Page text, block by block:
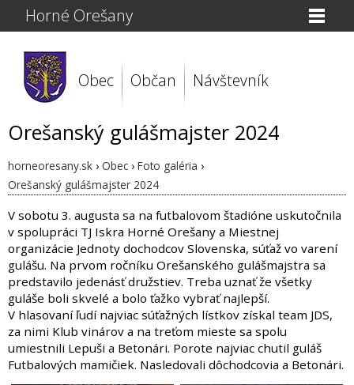
Horné Orešany
Obec Občan Návštevník
Orešanský gulášmajster 2024
horneoresany.sk › Obec › Foto galéria ›
Orešanský gulášmajster 2024
V sobotu 3. augusta sa na futbalovom štadióne uskutočnila
v spolupráci TJ Iskra Horné Orešany a Miestnej
organizácie Jednoty dochodcov Slovenska, súťaž vo varení
gulášu. Na prvom ročníku Orešanského gulášmajstra sa
predstavilo jedenásť družstiev. Treba uznať že všetky
guláše boli skvelé a bolo ťažko vybrať najlepší.
V hlasovaní ľudí najviac súťažných lístkov získal team JDS,
za nimi Klub vinárov a na treťom mieste sa spolu
umiestnili Lepuši a Betonári. Porote najviac chutil guláš
Futbalových mamičiek. Nasledovali dôchodcovia a Betonári.